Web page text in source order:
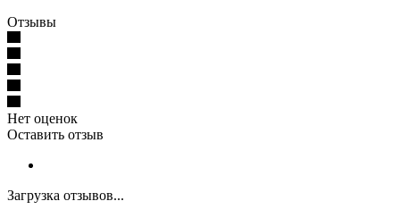
Отзывы
Нет оценок
Оставить отзыв
Загрузка отзывов...